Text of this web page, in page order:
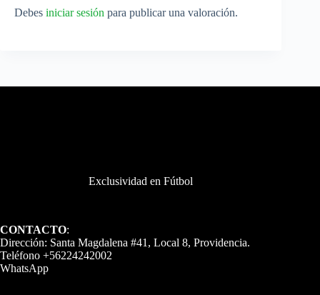
Debes iniciar sesión para publicar una valoración.
Exclusividad en Fútbol
CONTACTO:
Dirección: Santa Magdalena #41, Local 8, Providencia.
Teléfono +56224242002
WhatsApp